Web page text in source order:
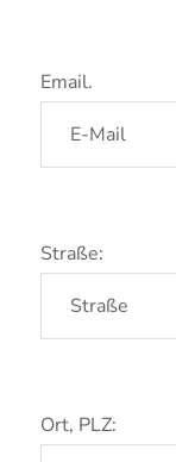
Email.
Straße:
Ort, PLZ: